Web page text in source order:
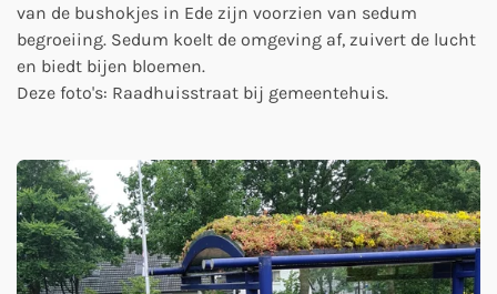
van de bushokjes in Ede zijn voorzien van sedum
begroeiing. Sedum koelt de omgeving af, zuivert de lucht
en biedt bijen bloemen.
Deze foto's: Raadhuisstraat bij gemeentehuis.